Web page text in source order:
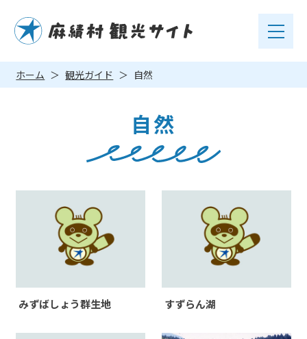
ホーム 観光ガイド 自然
自然
みずばしょう群生地 すずらん湖